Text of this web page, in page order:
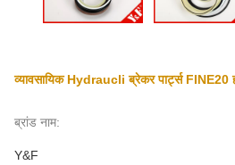
व्यावसायिक Hydraucli ब्रेकर पार्ट्स FINE20
ब्रांड नाम:
Y&F